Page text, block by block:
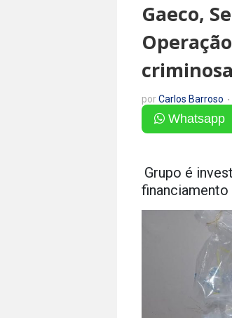
Gaeco,
criminosa
porCarlos Barroso
Whatsapp
Grupo é